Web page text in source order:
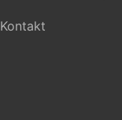
Kontakt